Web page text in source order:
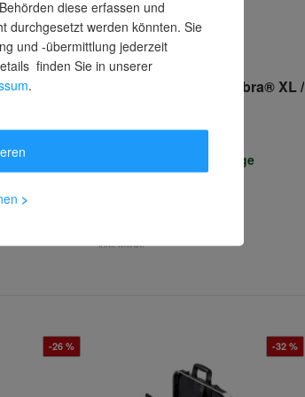
KNIPEX 87 01 560 Cobra® XL /
Lieferzeit: 1-2 Arbeitstage
inkl. MwSt.
-26 % -32 %
diese erfassen und
durchgesetzt werden könnten. Sie
und -übermittlung jederzeit
finden Sie in unserer
.
>